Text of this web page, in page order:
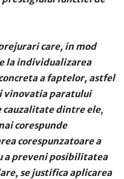
care, in mod
la individualizarea
a faptelor, astfel
vinovatia paratului
cauzalitate dintre ele,
corespunde
corespunzatoare a
a preveni posibilitatea
se justifica aplicarea